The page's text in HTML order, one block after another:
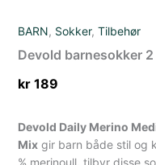
BARN, Sokker,Tilbehør
Devold barnesokker
kr 189
Devold Daily Merino
Mix gir barn både stil og